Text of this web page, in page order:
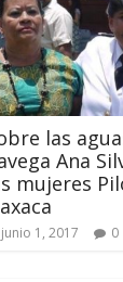
las
Ana
mujeres
junio 1, 2017 0